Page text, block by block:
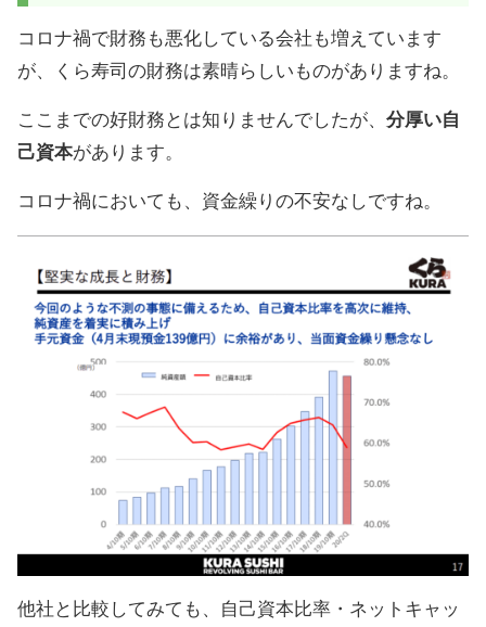
コロナ禍で財務も悪化している会社も増えています
が、くら寿司の財務は素晴らしいものがありますね。
ここまでの好財務とは知りませんでしたが、 分厚い自
己資本があります。
コロナ禍においても、資金繰りの不安なしですね。
他社と比較してみても、自己資本比率・ネットキャッ